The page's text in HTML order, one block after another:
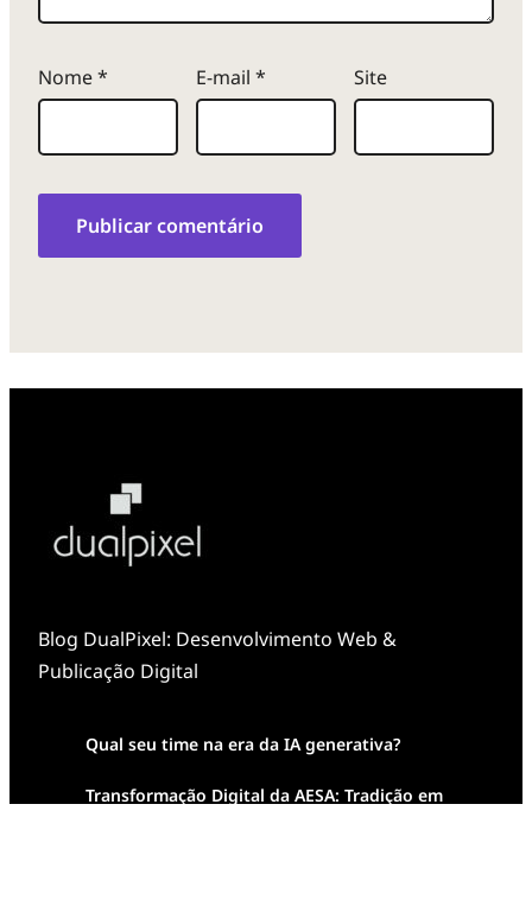
Nome* E-mail * Site
Blog DualPixel: Desenvolvimento Web &
Publicação Digital
Qual seu time na era da IA generativa?
Transformação Digital da AESA: Tradição em